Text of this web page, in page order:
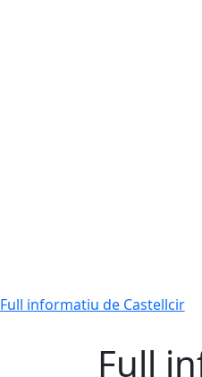
Full informatiu de Castellcir
Full